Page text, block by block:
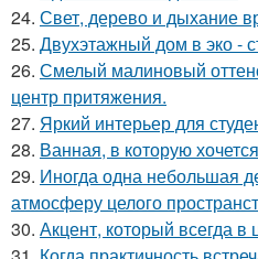
24. Свет, дерево и дыхание
25. Двухэтажный дом в эко -
26. Смелый малиновый
центр притяжения.
27. Яркий интерьер для
28. Ванная, в которую
29. Иногда одна небольшая
атмосферу целого
30. Акцент, который всегда в